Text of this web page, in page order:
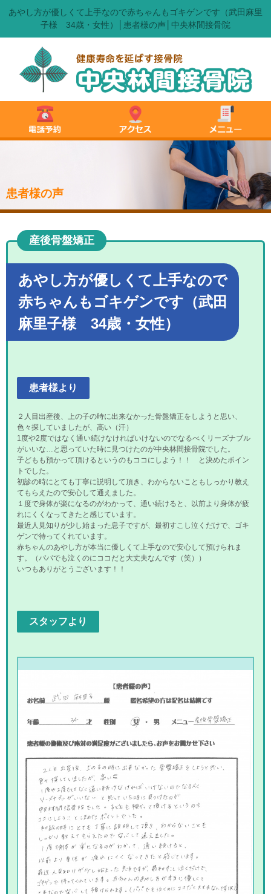
あやし方が優しくて上手なので赤ちゃんもゴキゲンです（武田麻里
子様 34歳・女性）│患者様の声│中央林間接骨院
患者様の声
産後骨盤矯正
あやし方が優しくて上手なので
赤ちゃんもゴキゲンです（武田
麻里子様 34歳・女性）
患者様より
２人目出産後、上の子の時に出来なかった骨盤矯正をしようと思い、
色々探していましたが、高い（汗）
1度や2度ではなく通い続けなければいけないのでなるべくリーズナブル
がいいな…と思っていた時に見つけたのが中央林間接骨院でした。
子どもも預かって頂けるというのもココにしよう！！ と決めたポイン
トでした。
初診の時にとても丁寧に説明して頂き、わからないこともしっかり教え
てもらえたので安心して通えました。
１度で身体が楽になるのがわかって、通い続けると、以前より身体が疲
れにくくなってきたと感じています。
最近人見知りが少し始まった息子ですが、最初すこし泣くだけで、ゴキ
ゲンで待ってくれています。
赤ちゃんのあやし方が本当に優しくて上手なので安心して預けられま
す。（パパでも泣くのにココだと大丈夫なんです（笑））
いつもありがとうございます！！
スタッフより